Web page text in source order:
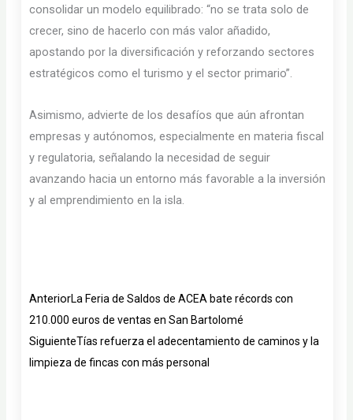
consolidar un modelo equilibrado: “no se trata solo de
crecer, sino de hacerlo con más valor añadido,
apostando por la diversificación y reforzando sectores
estratégicos como el turismo y el sector primario”.
Asimismo, advierte de los desafíos que aún afrontan
empresas y autónomos, especialmente en materia fiscal
y regulatoria, señalando la necesidad de seguir
avanzando hacia un entorno más favorable a la inversión
y al emprendimiento en la isla.
Ant
AnteriorLa Feria de Saldos de ACEA bate récords con
210.000 euros de ventas en San Bartolomé
SiguienteTías refuerza el adecentamiento de caminos y la
limpieza de fincas con más personal
Siguiente